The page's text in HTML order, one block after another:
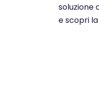
soluzione
e scopri